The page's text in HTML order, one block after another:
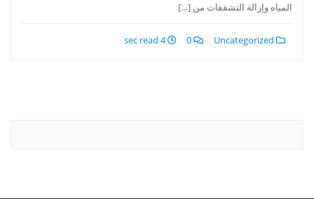
المياه وإزالة التشققات من […]
4 sec read